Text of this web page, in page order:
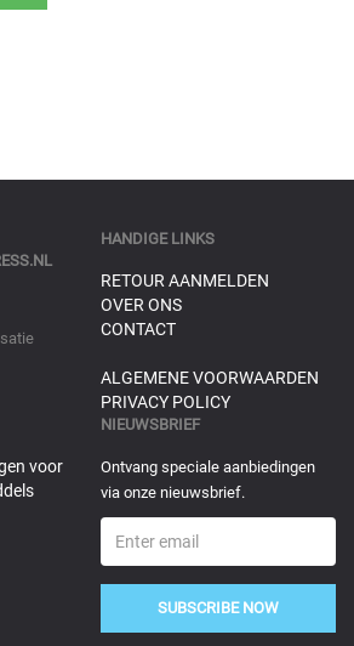
HANDIGE LINKS
RETOUR AANMELDEN
OVER ONS
CONTACT
ALGEMENE VOORWAARDEN
PRIVACY POLICY
voor
NIEUWSBRIEF
Ontvang speciale aanbiedingen
via onze nieuwsbrief.
SUBSCRIBE NOW